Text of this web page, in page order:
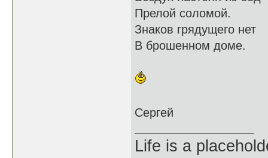
Прелой соломой.
Знаков грядущего нет
В брошенном доме.
Сергей
Life is a